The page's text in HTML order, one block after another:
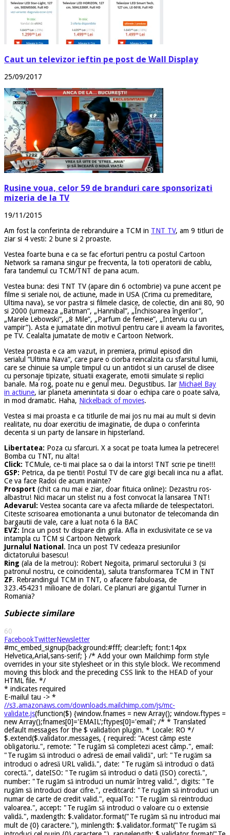
Caut un televizor ieftin pe post de Wall Display
25/09/2017
Rusine voua, celor 59 de branduri care sponsorizati
mizeria de la TV
19/11/2015
Am fost la conferinta de rebranduire a TCM in TNT TV, am 9 titluri de
ziar si 4 vesti: 2 bune si 2 proaste.
Vestea foarte buna e ca se fac eforturi pentru ca postul Cartoon
Network sa ramana singur pe frecventa, la toti operatorii de cablu,
fara tandemul cu TCM/TNT de pana acum.
Vestea buna: desi TNT TV (apare din 6 octombrie) va pune accent pe
filme si seriale noi, de actiune, made in USA (Crima cu premeditare,
Ultima nava), se vor pastra si filmele clasice, de colectie, din anii 80, 90
si 2000 (urmeaza „Batman”, „Hannibal”, „Închisoarea îngerilor”,
„Marele Lebowski”, „8 Mile”, „Parfum de femeie”, „Interviu cu un
vampir”). Asta e jumatate din motivul pentru care ii aveam la favorites,
pe TV. Cealalta jumatate de motiv e Cartoon Network.
Vestea proasta e ca am vazut, in premiera, primul episod din
serialul “Ultima Nava”, care pare o ciorba reincalzita cu sfarsitul lumii,
care se chinuie sa umple timpul cu un antidot si un carusel de clisee
cu personaje tipizate, situatii exagerate, emotii simulate si replici
banale. Ma rog, poate nu e genul meu. Degustibus. Iar Michael Bay
in actiune, iar planeta amenintata si doar o echipa care o poate salva,
in mod dramatic. Haha, Nickelback of movies.
Vestea si mai proasta e ca titlurile de mai jos nu mai au mult si devin
realitate, nu doar exercitiu de imaginatie, de dupa o conferinta
decenta si un party de lansare in hipsterland.
Libertatea: Poza cu sfarcuri. X a socat pe toata lumea la petrecere!
Bomba cu TNT, nu alta!
Click: TCMule, ce-ti mai place sa o dai la intors! TNT scrie pe tine!!!
GSP: Petrica, da pe tienti! Postul TV de care gigi becali inca nu a aflat.
Ce va face Radoi de acum inainte?
Prosport (chit ca nu mai e ziar, doar fituica online): Dezastru ros-
albastru! Nici macar un stelist nu a fost convocat la lansarea TNT!
Adevarul: Vestea socanta care va afecta miliarde de telespectatori.
Citeste scrisoarea emotionanta a unui butonator de telecomanda din
bargautii de vale, care a luat nota 6 la BAC
EVZ: Inca un post tv dispare din grila. Afla in exclusivitate ce se va
intampla cu TCM si Cartoon Network
Jurnalul National . Inca un post TV cedeaza presiunilor
dictatorului basescu!
Ring (ala de la metrou): Robert Negoita, primarul sectorului 3 (si
patronul nostru, ce coincidenta), saluta transformarea TCM in TNT
ZF. Rebrandingul TCM in TNT, o afacere fabuloasa, de
323.454231 milioane de dolari. Ce planuri are gigantul Turner in
Romania?
Subiecte similare
60
FacebookTwitterNewsletter
#mc_embed_signup{background:#fff; clear:left; font:14px
Helvetica,Arial,sans-serif; } /* Add your own Mailchimp form style
overrides in your site stylesheet or in this style block. We recommend
moving this block and the preceding CSS link to the HEAD of your
HTML file. */
* indicates required
E-mailul tau -> *
//s3.amazonaws.com/downloads.mailchimp.com/js/mc-
validate.js(function($) {window.fnames = new Array(); window.ftypes =
new Array();fnames[0]='EMAIL';ftypes[0]='email'; /* * Translated
default messages for the $ validation plugin. * Locale: RO */
$.extend($.validator.messages, { required: "Acest câmp este
obligatoriu.", remote: "Te rugăm să completezi acest câmp.", email:
"Te rugăm să introduci o adresă de email validă", url: "Te rugăm sa
introduci o adresă URL validă.", date: "Te rugăm să introduci o dată
corectă.", dateISO: "Te rugăm să introduci o dată (ISO) corectă.",
number: "Te rugăm să introduci un număr întreg valid.", digits: "Te
rugăm să introduci doar cifre.", creditcard: "Te rugăm să introduci un
numar de carte de credit valid.", equalTo: "Te rugăm să reintroduci
valoarea.", accept: "Te rugăm să introduci o valoare cu o extensie
validă.", maxlength: $.validator.format("Te rugăm să nu introduci mai
mult de {0} caractere."), minlength: $.validator.format("Te rugăm să